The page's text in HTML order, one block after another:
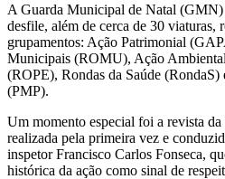
A Guarda Municipal de Natal (GMN)
desfile, além de cerca de 30 viaturas,
grupamentos: Ação Patrimonial
Municipais (ROMU), Ação
(ROPE), Rondas da Saúde (RondaS)
(PMP).
Um momento especial foi a revista
realizada pela primeira vez e
inspetor Francisco Carlos Fonseca,
histórica da ação como sinal de